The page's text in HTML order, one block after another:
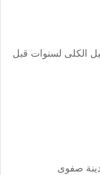
الكلى لسنوات قبل
صفوى